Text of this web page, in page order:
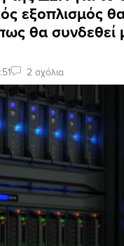
εξοπλισμός
θα συνδεθεί
2 σχόλια